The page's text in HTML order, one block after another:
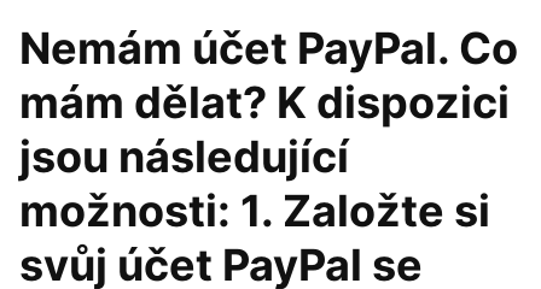
Nemám účet PayPal. Co
mám dělat? K dispozici
jsou následující
možnosti: 1. Založte si
svůj účet PayPal se